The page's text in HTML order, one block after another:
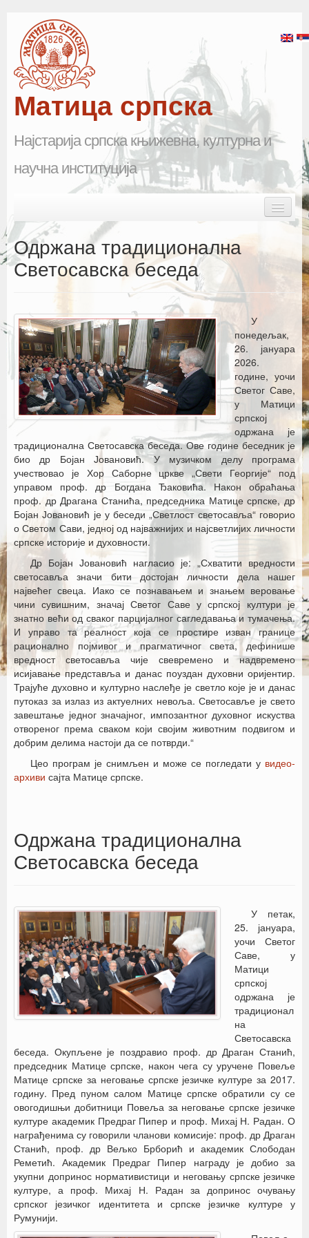
Матица српска
Најстарија српска књижевна, културна и
научна институција
Почетна
Матица српска
Каталог издања
Летопис Матице српске
Гласник Матице српске
Е–издања
Вести
Најаве
Одржана традиционална
Светосавска беседа
У
понедељак,
26. јануара
2026.
године, уочи
Светог Саве,
у Матици
српској
одржана је
традиционална Светосавска беседа. Ове године беседник је
био др Бојан Јовановић. У музичком делу програма
учествовао је Хор Саборне цркве „Свети Георгије“ под
управом проф. др Богдана Ђаковића. Након обраћања
проф. др Драгана Станића, председника Матице српске, др
Бојан Јовановић је у беседи „Светлост светосавља“ говорио
о Светом Сави, једној од најважнијих и најсветлијих личности
српске историје и духовности.
Др Бојан Јовановић нагласио је: „Схватити вредности
светосавља значи бити достојан личности дела нашег
највећег свеца. Иако се познавањем и знањем веровање
чини сувишним, значај Светог Саве у српској култури је
знатно већи од сваког парцијалног сагледавања и тумачења.
И управо та реалност која се простире изван границе
рационално појмивог и прагматичног света, дефинише
вредност светосавља чије свевремено и надвремено
исијавање представља и данас поуздан духовни оријентир.
Трајуће духовно и културно наслеђе је светло које је и данас
путоказ за излаз из актуелних невоља. Светосавље је свето
завештање једног значајног, импозантног духовног искуства
отвореног према сваком који својим животним подвигом и
добрим делима настоји да се потврди.“
Цео програм је снимљен и може се погледати у видео-
архиви сајта Матице српске.
Одржана традиционална
Светосавска беседа
У петак,
25. јануара,
уочи Светог
Саве, у
Матици
српској
одржана је
традиционал
на
Светосавска
беседа. Окупљене је поздравио проф. др Драган Станић,
председник Матице српске, након чега су уручене Повеље
Матице српске за неговање српске језичке културе за 2017.
годину. Пред пуном салом Матице српске обратили су се
овогодишњи добитници Повеља за неговање српске језичке
културе академик Предраг Пипер и проф. Михај Н. Радан. О
награђенима су говорили чланови комисије: проф. др Драган
Станић, проф. др Вељко Брборић и академик Слободан
Реметић. Академик Предраг Пипер награду је добио за
укупни допринос нормативистици и неговању српске језичке
културе, а проф. Михај Н. Радан за допринос очувању
српског језичког идентитета и српске језичке културе у
Румунији.